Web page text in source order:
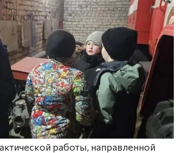
работы, направленной